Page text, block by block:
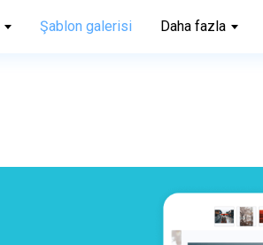
Şablon galerisi Daha fazla